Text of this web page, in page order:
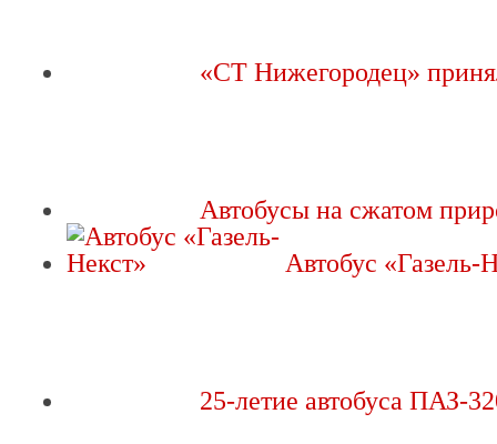
«СТ Нижегородец»
Автобусы на сжатом
Автобус «Газель-
25-летие автобуса ПАЗ-